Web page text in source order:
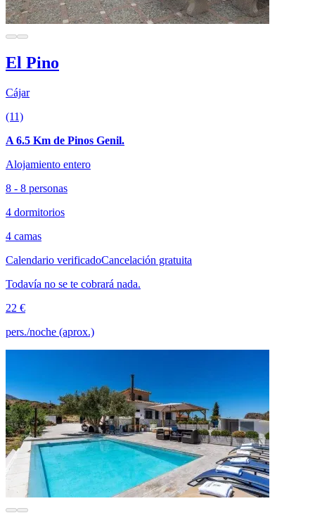
El Pino
Cájar
(11)
A 6.5 Km de Pinos Genil.
Alojamiento entero
8 - 8 personas
4 dormitorios
4 camas
Calendario verificadoCancelación gratuita
Todavía no se te cobrará nada.
22 €
pers./noche (aprox.)